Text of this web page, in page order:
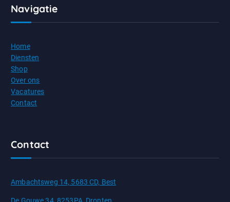
Navigatie
Home
Diensten
Shop
Over ons
Vacatures
Contact
Contact
Ambachtsweg 14, 5683 CD, Best